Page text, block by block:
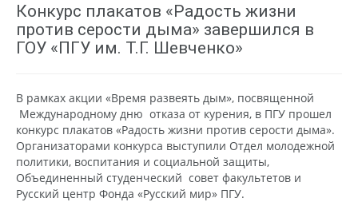
Конкурс плакатов «Радость жизни
против серости дыма» завершился в
ГОУ «ПГУ им. Т.Г. Шевченко»
В рамках акции «Время развеять дым», посвященной
Международному дню отказа от курения, в ПГУ прошел
конкурс плакатов «Радость жизни против серости дыма».
Организаторами конкурса выступили Отдел молодежной
политики, воспитания и социальной защиты,
Объединенный студенческий совет факультетов и
Русский центр Фонда «Русский мир» ПГУ.